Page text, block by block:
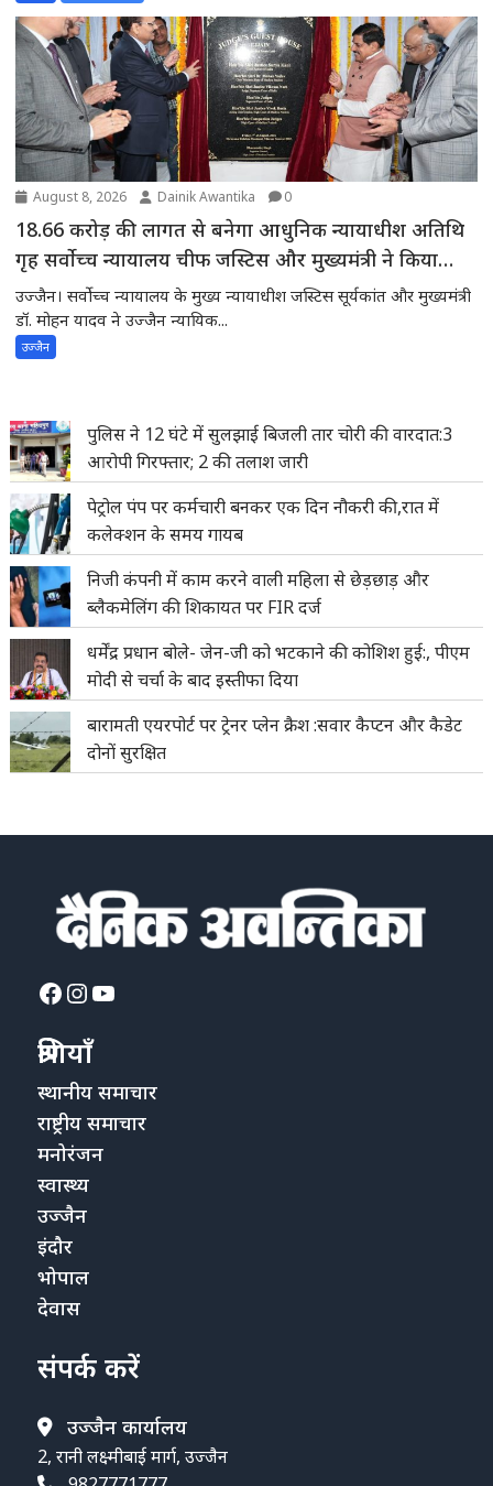
August 8, 2026 Dainik Awantika 0
18.66 करोड़ की लागत से बनेगा आधुनिक न्यायाधीश अतिथि
गृह सर्वोच्च न्यायालय चीफ जस्टिस और मुख्यमंत्री ने किया
भूमिपूजन
उज्जैन। सर्वोच्च न्यायालय के मुख्य न्यायाधीश जस्टिस सूर्यकांत और मुख्यमंत्री
डॉ. मोहन यादव ने उज्जैन न्यायिक...
उज्जैन
पुलिस ने 12 घंटे में सुलझाई बिजली तार चोरी की वारदात:3
आरोपी गिरफ्तार; 2 की तलाश जारी
पेट्रोल पंप पर कर्मचारी बनकर एक दिन नौकरी की,रात में
कलेक्शन के समय गायब
निजी कंपनी में काम करने वाली महिला से छेड़छाड़ और
ब्लैकमेलिंग की शिकायत पर FIR दर्ज
धर्मेंद्र प्रधान बोले- जेन-जी को भटकाने की कोशिश हुई:, पीएम
मोदी से चर्चा के बाद इस्तीफा दिया
बारामती एयरपोर्ट पर ट्रेनर प्लेन क्रैश :सवार कैप्टन और कैडेट
दोनों सुरक्षित
Facebook
Instagram
YouTube
श्रेणियाँ
स्थानीय समाचार
राष्ट्रीय समाचार
मनोरंजन
स्वास्थ्य
उज्जैन
इंदौर
भोपाल
देवास
संपर्क करें
उज्जैन कार्यालय
2, रानी लक्ष्मीबाई मार्ग, उज्जैन